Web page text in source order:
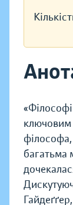
ключовим
багатьма